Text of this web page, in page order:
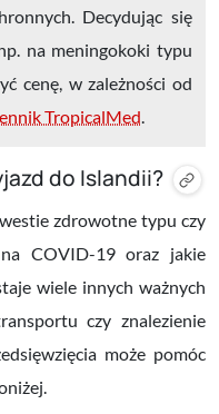
Decydując się
na meningokoki typu
cenę, w zależności od
TropicalMed.
do Islandii?
zdrowotne typu czy
COVID-19 oraz jakie
wiele innych ważnych
czy znalezienie
może pomóc